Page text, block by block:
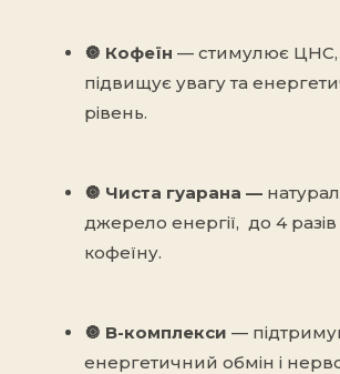
🔘 Кофеїн — стимулює ЦНС,
підвищує увагу та
рівень.
🔘 Чиста гуарана —
джерело енергії, до 4
кофеїну.
🔘 B-комплекси —
енергетичний обмін і